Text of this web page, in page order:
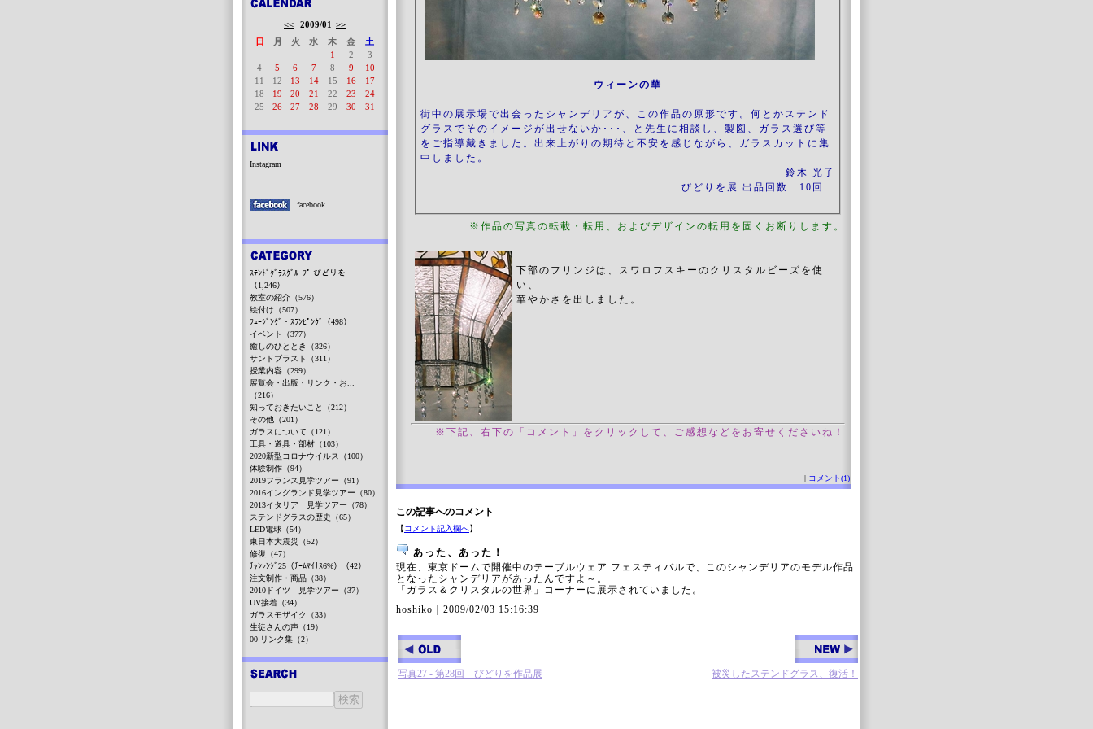
ウィーンの華
街中の展示場で出会ったシャンデリアが、この作品の原形です。何とかステンド
グラスでそのイメージが出せないか･･･、と先生に相談し、製図、ガラス選び等
をご指導戴きました。出来上がりの期待と不安を感じながら、ガラスカットに集
中しました。
鈴木 光子
びどりを展 出品回数 10回
※作品の写真の転載・転用、およびデザインの転用を固くお断りします。
下部のフリンジは、スワロフスキーのクリスタルビーズを使
い、
華やかさを出しました。
※下記、右下の「コメント」をクリックして、ご感想などをお寄せくださいね！
| コメント(1)
この記事へのコメント
【コメント記入欄へ】
あった、あった！
現在、東京ドームで開催中のテーブルウェア フェスティバルで、このシャンデリアのモデル作品
となったシャンデリアがあったんですよ～。
「ガラス＆クリスタルの世界」コーナーに展示されていました。
hoshiko｜ 2009/02/03 15:16:39
写真27 - 第28回 びどりを作品展 被災したステンドグラス、復活！
<< 2009/01 >>
日
月 火 水 木 金
土
1
2
3
4
5 6 7 8 9
10
11
12 13 14 15 16
17
18
19 20 21 22 23
24
25
26 27 28 29 30 31
Instagram
facebook
ｽﾃﾝﾄﾞｸﾞﾗｽｸﾞﾙｰﾌﾟ びどりを
（1,246）
教室の紹介（576）
絵付け（507）
ﾌｭｰｼﾞﾝｸﾞ・ｽﾗﾝﾋﾟﾝｸﾞ（498）
イベント（377）
癒しのひととき（326）
サンドブラスト（311）
授業内容（299）
展覧会・出版・リンク・お...
（216）
知っておきたいこと（212）
その他（201）
ガラスについて（121）
工具・道具・部材（103）
2020新型コロナウイルス（100）
体験制作（94）
2019フランス見学ツアー（91）
2016イングランド見学ツアー（80）
2013イタリア 見学ツアー（78）
ステンドグラスの歴史（65）
LED電球（54）
東日本大震災（52）
修復（47）
ﾁｬﾝﾚﾝｼﾞ25（ﾁｰﾑﾏｲﾅｽ6%）（42）
注文制作・商品（38）
2010ドイツ 見学ツアー（37）
UV接着（34）
ガラスモザイク（33）
生徒さんの声（19）
00-リンク集（2）